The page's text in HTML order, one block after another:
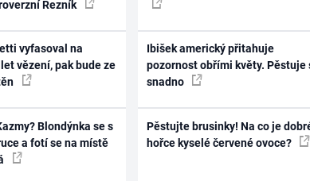
Řezník
vyfasoval na
vězení, pak bude ze
Blondýnka se s
a fotí se na místě
Ibišek americký přitahuje
pozornost obřími květy. Pěstuje
snadno
Pěstujte brusinky! Na co je
hořce kyselé červené ovoce?